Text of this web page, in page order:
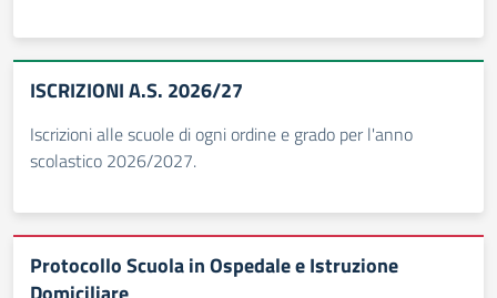
ISCRIZIONI A.S. 2026/27
Iscrizioni alle scuole di ogni ordine e grado per l'anno
scolastico 2026/2027.
Protocollo Scuola in Ospedale e Istruzione